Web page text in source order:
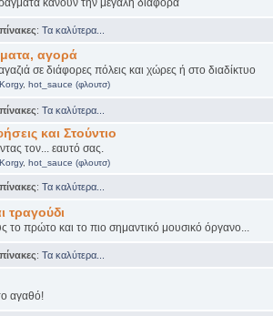
: Τα καλύτερα...
αγορά
σε διάφορες πόλεις και χώρες ή στο διαδίκτυο
Korgy, hot_sauce (φλουτσ)
: Τα καλύτερα...
και Στούντιο
τον... εαυτό σας.
Korgy, hot_sauce (φλουτσ)
: Τα καλύτερα...
τραγούδι
το πρώτο και το πιο σημαντικό μουσικό όργανο...
: Τα καλύτερα...
αγαθό!